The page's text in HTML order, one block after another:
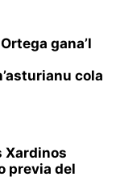
gana’l
cola
Xardinos
previa del